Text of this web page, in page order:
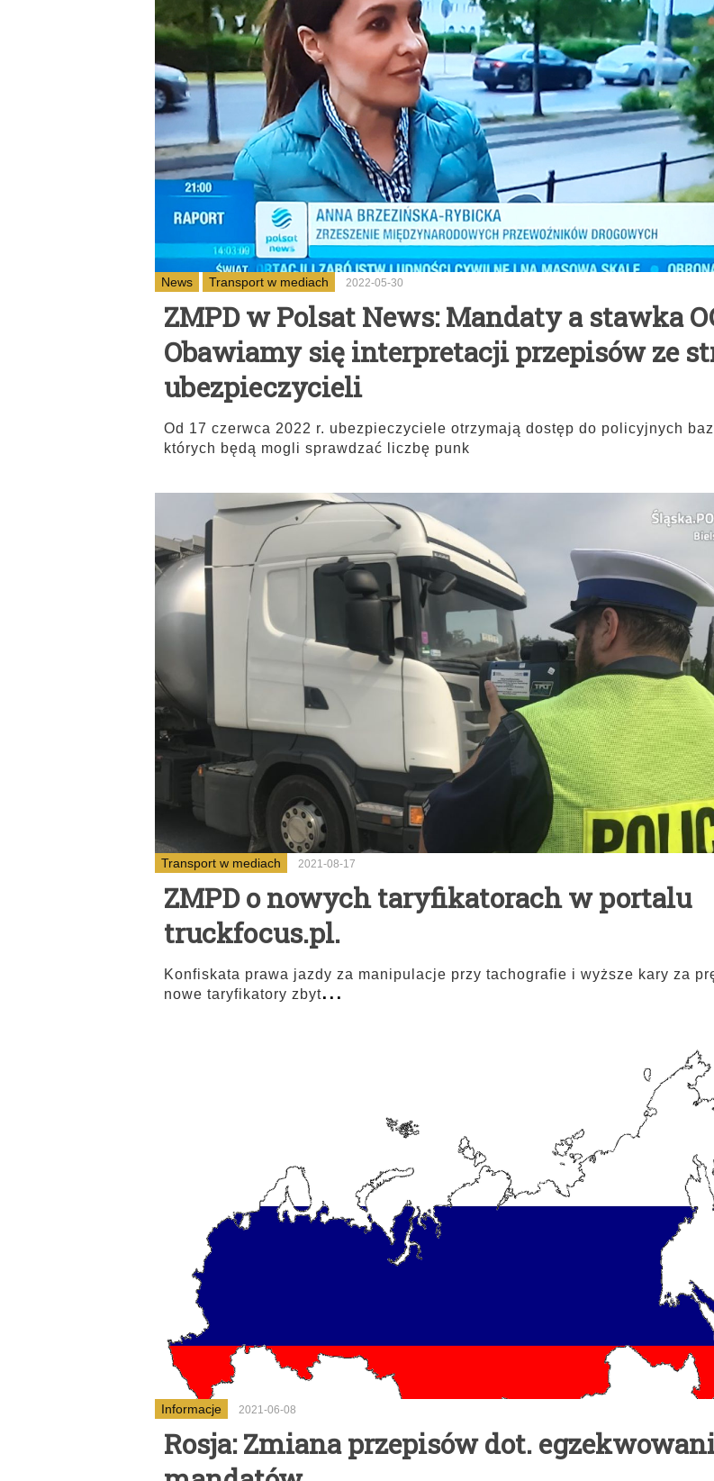
News Transport w mediach 2022-05-30
ZMPD w Polsat News: Mandaty a stawka
Obawiamy się interpretacji przepisów ze
ubezpieczycieli
Od 17 czerwca 2022 r. ubezpieczyciele otrzymają dostęp do policyjnych
których będą mogli sprawdzać liczbę punk
Transport w mediach 2021-08-17
ZMPD o nowych taryfikatorach w portalu
truckfocus.pl.
Konfiskata prawa jazdy za manipulacje przy tachografie i wyższe kary za
nowe taryfikatory zbyt...
Informacje 2021-06-08
Rosja: Zmiana przepisów dot.
Tydzień 42/2019 r.
THB 0.1123 USD 3.7320